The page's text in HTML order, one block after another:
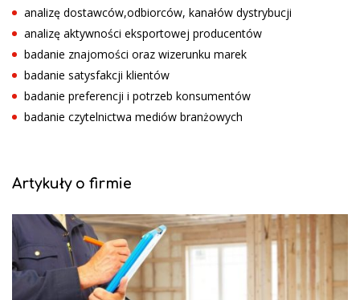
analizę dostawców,odbiorców, kanałów dystrybucji
analizę aktywności eksportowej producentów
badanie znajomości oraz wizerunku marek
badanie satysfakcji klientów
badanie preferencji i potrzeb konsumentów
badanie czytelnictwa mediów branżowych
Artykuły o firmie